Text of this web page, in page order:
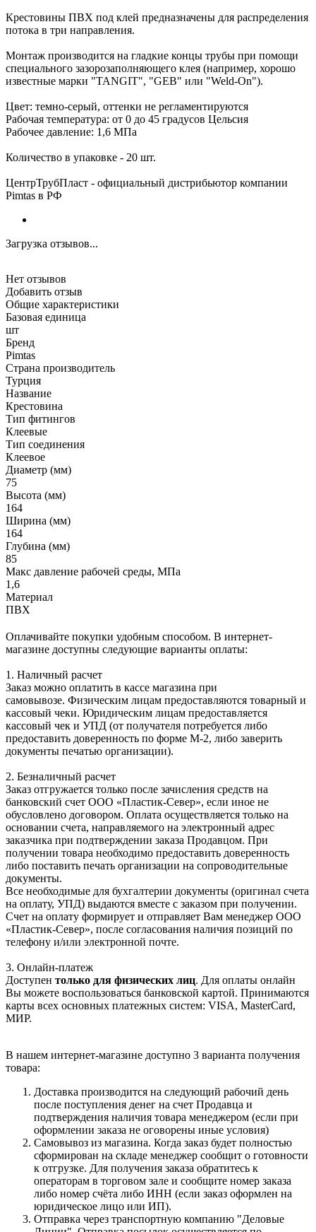
Крестовины ПВХ под клей предназначены для распределения
потока в три направления.
Монтаж производится на гладкие концы трубы при помощи
специального зазорозаполняющего клея (например, хорошо
известные марки "TANGIT", "GEB" или "Weld-On").
Цвет: темно-серый, оттенки не регламентируются
Рабочая температура: от 0 до 45 градусов Цельсия
Рабочее давление: 1,6 МПа
Количество в упаковке - 20 шт.
ЦентрТрубПласт - официальный дистрибьютор компании
Pimtas в РФ
Загрузка отзывов...
Нет отзывов
Добавить отзыв
Общие характеристики
Базовая единица
шт
Бренд
Pimtas
Страна производитель
Турция
Название
Крестовина
Тип фитингов
Клеевые
Тип соединения
Клеевое
Диаметр (мм)
75
Высота (мм)
164
Ширина (мм)
164
Глубина (мм)
85
Макс давление рабочей среды, МПа
1,6
Материал
ПВХ
Оплачивайте покупки удобным способом. В интернет-
магазине доступны следующие варианты оплаты:
1. Наличный расчет
Заказ можно оплатить в кассе магазина при
самовывозе. Физическим лицам предоставляются товарный и
кассовый чеки. Юридическим лицам предоставляется
кассовый чек и УПД (от получателя потребуется либо
предоставить доверенность по форме М-2, либо заверить
документы печатью организации).
2. Безналичный расчет
Заказ отгружается только после зачисления средств на
банковский счет ООО «Пластик-Север», если иное не
обусловлено договором. Оплата осуществляется только на
основании счета, направляемого на электронный адрес
заказчика при подтверждении заказа Продавцом. При
получении товара необходимо предоставить доверенность
либо поставить печать организации на сопроводительные
документы.
Все необходимые для бухгалтерии документы (оригинал счета
на оплату, УПД) выдаются вместе с заказом при получении.
Счет на оплату формирует и отправляет Вам менеджер ООО
«Пластик-Север», после согласования наличия позиций по
телефону и/или электронной почте.
3. Онлайн-платеж
Доступен только для физических лиц. Для оплаты онлайн
Вы можете воспользоваться банковской картой. Принимаются
карты всех основных платежных систем: VISA, MasterCard,
МИР.
В нашем интернет-магазине доступно 3 варианта получения
товара:
Доставка производится на следующий рабочий день
после поступления денег на счет Продавца и
подтверждения наличия товара менеджером (если при
оформлении заказа не оговорены иные условия)
Самовывоз из магазина. Когда заказ будет полностью
сформирован на складе менеджер сообщит о готовности
к отгрузке. Для получения заказа обратитесь к
операторам в торговом зале и сообщите номер заказа
либо номер счёта либо ИНН (если заказ оформлен на
юридическое лицо или ИП).
Отправка через транспортную компанию "Деловые